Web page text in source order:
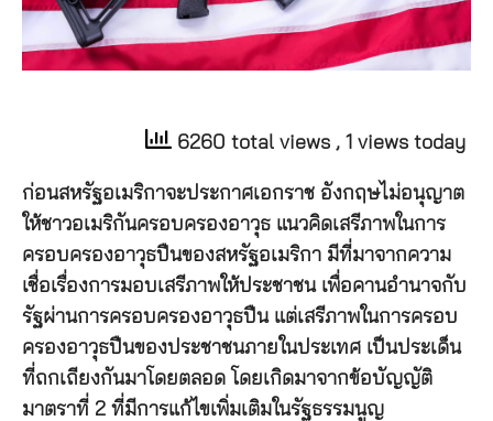
6260 total views , 1 views today
ก่อนสหรัฐอเมริกาจะประกาศเอกราช อังกฤษไม่อนุญาต
ให้ชาวอเมริกันครอบครองอาวุธ แนวคิดเสรีภาพในการ
ครอบครองอาวุธปืนของสหรัฐอเมริกา มีที่มาจากความ
เชื่อเรื่องการมอบเสรีภาพให้ประชาชน เพื่อคานอำนาจกับ
รัฐผ่านการครอบครองอาวุธปืน แต่เสรีภาพในการครอบ
ครองอาวุธปืนของประชาชนภายในประเทศ เป็นประเด็น
ที่ถกเถียงกันมาโดยตลอด โดยเกิดมาจากข้อบัญญัติ
มาตราที่ 2 ที่มีการแก้ไขเพิ่มเติมในรัฐธรรมนูญ